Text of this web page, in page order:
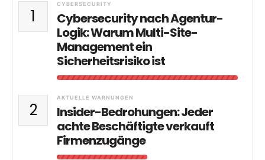
1
CYBERSECURITY
Cybersecurity nach Agentur-
Logik: Warum Multi-Site-
Management ein
Sicherheitsrisiko ist
2
AKTUELLE WARNUNGEN
Insider-Bedrohungen: Jeder
achte Beschäftigte verkauft
Firmenzugänge